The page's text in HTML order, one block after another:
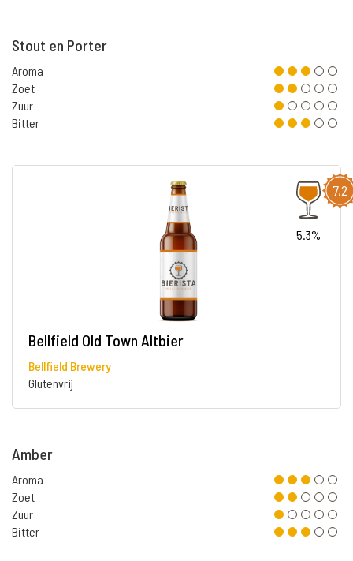
Stout en Porter
Aroma
Zoet
Zuur
Bitter
7,2
5.3%
Bellfield Old Town Altbier
Bellfield Brewery
Glutenvrij
Amber
Aroma
Zoet
Zuur
Bitter